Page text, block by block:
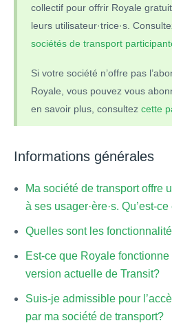
collectif pour offrir Royale
leurs utilisateur·trice·s.
sociétés de transport
Si votre société n’offre pas
Royale, vous pouvez vous
en savoir plus, consultez cette
Informations générales
Ma société de transport offre
à ses usager·ère·s. Qu’est-
Quelles sont les
Est-ce que Royale
version actuelle de Transit?
Suis-je admissible pour
par ma société de transport?